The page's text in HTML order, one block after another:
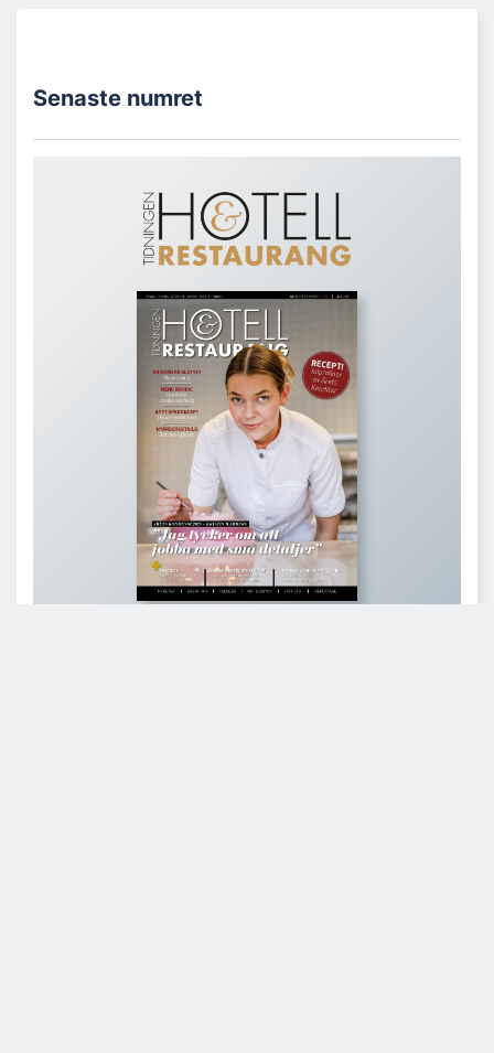
Senaste numret